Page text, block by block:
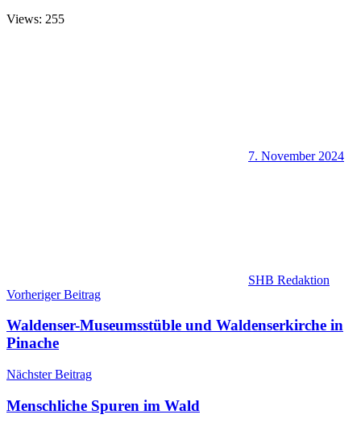
Views: 255
7. November 2024
SHB Redaktion
Beitragsnavigation
Vorheriger Beitrag
Waldenser-Museumsstüble und Waldenserkirche in
Pinache
Nächster Beitrag
Menschliche Spuren im Wald